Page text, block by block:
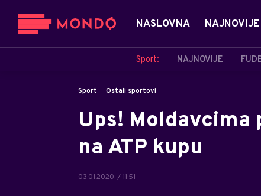
NASLOVNA NAJNOVIJE
Sport: NAJNOVIJE
Sport Ostali sportovi
Ups! Moldavcima
na ATP kupu
03.01.2020. / 11:51